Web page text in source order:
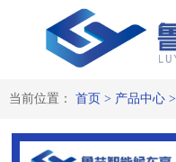
当前位置： 首页 > 产品中心>